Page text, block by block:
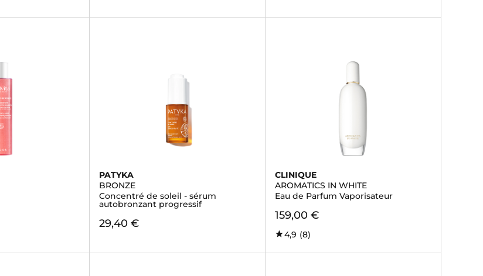
PATYKA
BRONZE
Concentré de soleil - sérum
autobronzant progressif
29,40 €
CLINIQUE
AROMATICS IN WHITE
Eau de Parfum Vaporisateur
159,00 €
4,9 (8)